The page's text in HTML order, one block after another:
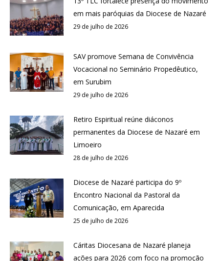
em mais paróquias da Diocese de Nazaré
29 de julho de 2026
SAV promove Semana de Convivência
Vocacional no Seminário Propedêutico,
em Surubim
29 de julho de 2026
Retiro Espiritual reúne diáconos
permanentes da Diocese de Nazaré em
Limoeiro
28 de julho de 2026
Diocese de Nazaré participa do 9º
Encontro Nacional da Pastoral da
Comunicação, em Aparecida
25 de julho de 2026
Cáritas Diocesana de Nazaré planeja
ações para 2026 com foco na promoção